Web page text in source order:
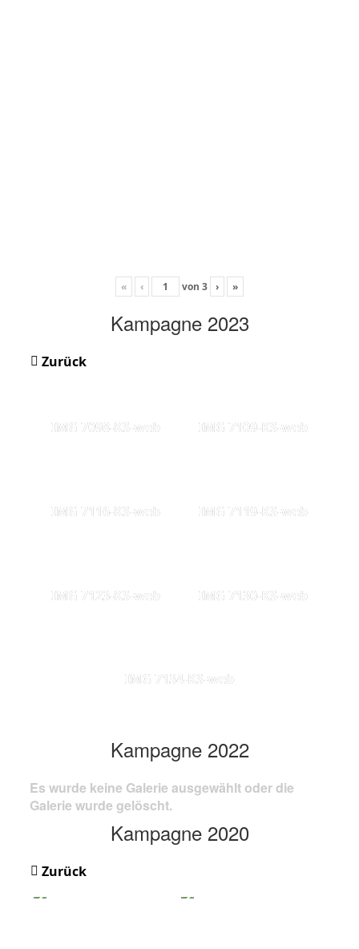
« ‹ von 3 › »
Kampagne 2023
Zurück
IMG 7098-KS-web IMG 7109-KS-web
IMG 7116-KS-web IMG 7119-KS-web
IMG 7123-KS-web IMG 7130-KS-web
IMG 7134-KS-web
Kampagne 2022
Es wurde keine Galerie ausgewählt oder die
Galerie wurde gelöscht.
Kampagne 2020
Zurück